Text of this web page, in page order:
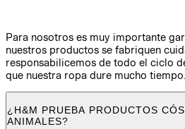
Para nosotros es muy importante
nuestros productos se fabriquen
responsabilicemos de todo el ciclo
que nuestra ropa dure mucho tiempo.
¿H&M PRUEBA PRODUCTOS
ANIMALES?